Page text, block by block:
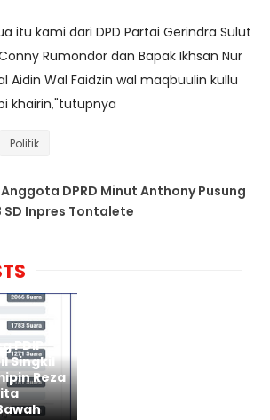
itu kami dari DPD Partai Gerindra Sulut
Rumondor dan Bapak Ikhsan Nur
Aidin Wal Faidzin wal maqbuulin kullu
khairin,"tutupnya
Politik
Anggota DPRD Minut Anthony Pusung
SD Inpres Tontalete
PDIP
Singkil
Reza